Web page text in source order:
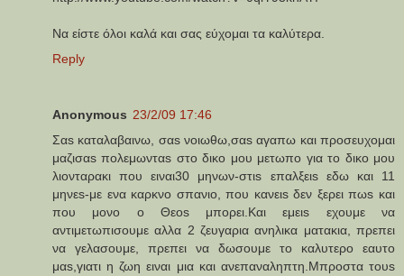
Να είστε όλοι καλά και σας εύχομαι τα καλύτερα.
Reply
Anonymous 23/2/09 17:46
Σαs καταλαβαινω, σαs νοιωθω,σαs αγαπω και προσευχομαι
μαζισαs πολεμωνταs στο δικο μου μετωπο για το δικο μου
λιονταρακι που ειναι30 μηνων-στιs επαλξειs εδω και 11
μηνεs-με ενα καρκνο σπανιο, που κανειs δεν ξερει πωs και
που μονο ο Θεοs μπορει.Kαι εμειs εχουμε να
αντιμετωπισουμε αλλα 2 ζευγαρια ανηλικα ματακια, πρεπει
να γελασουμε, πρεπει να δωσουμε το καλυτερο εαυτο
μαs,γιατι η ζωη ειναι μια και ανεπαναληπτη.Μπροστα τουs